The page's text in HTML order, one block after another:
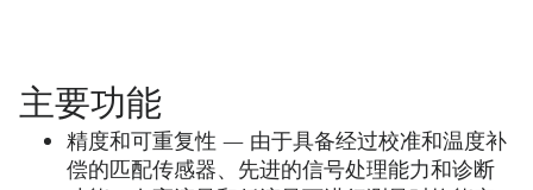
主要功能
精度和可重复性 — 由于具备经过校准和温度补
偿的匹配传感器、先进的信号处理能力和诊断